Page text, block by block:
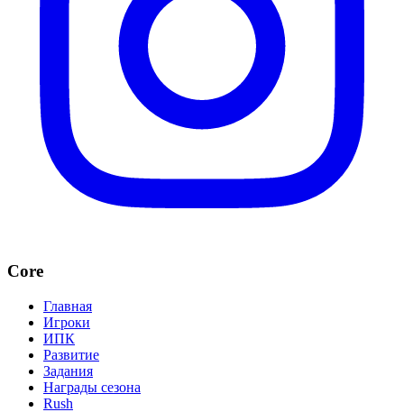
Core
Главная
Игроки
ИПК
Развитие
Задания
Награды сезона
Rush